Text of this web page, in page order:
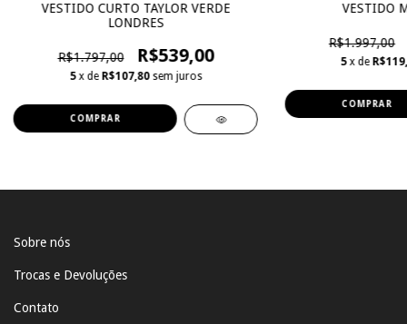
VESTIDO CURTO TAYLOR VERDE
LONDRES
R$1.797,00 R$539,00
5 x de R$107,80 sem juros
COMPRAR
VESTIDO
R$1.997,00
5 x de
COMPRAR
Sobre nós
Trocas e Devoluções
Contato